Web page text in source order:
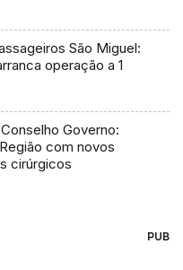
São Miguel:
operação a 1
Governo:
com novos
cirúrgicos
PUB